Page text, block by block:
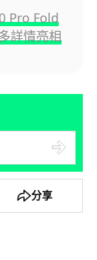
Pro Fold
詳情亮相
分享